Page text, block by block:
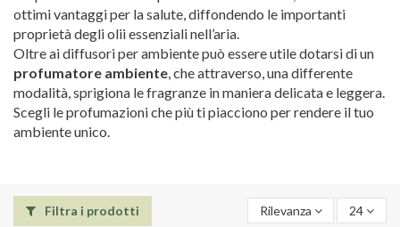
ottimi vantaggi per la salute, diffondendo le importanti
proprietà degli olii essenziali nell’aria.
Oltre ai diffusori per ambiente può essere utile dotarsi di un
profumatore ambiente , che attraverso, una differente
modalità, sprigiona le fragranze in maniera delicata e leggera.
Scegli le profumazioni che più ti piacciono per rendere il tuo
ambiente unico.
Filtra i prodotti Rilevanza 24